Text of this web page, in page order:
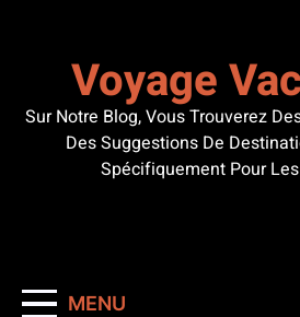
Voyage
Sur Notre Blog, Vous Trouverez
Des Suggestions De
Spécifiquement Pour
MENU